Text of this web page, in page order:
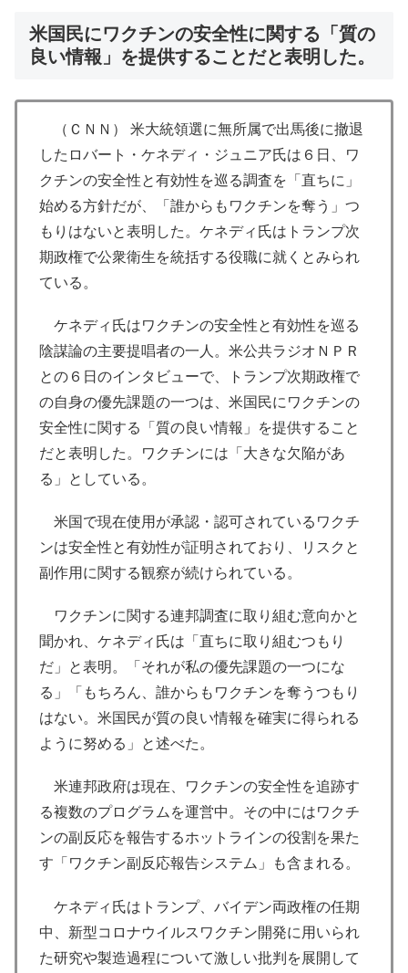
米国民にワクチンの安全性に関する「質の
良い情報」を提供することだと表明した。
（ＣＮＮ）
米大統領選に無所属で出馬後に撤退
したロバート・ケネディ・ジュニア氏は６日、ワ
クチンの安全性と有効性を巡る調査を「直ちに」
始める方針だが、「誰からもワクチンを奪う」つ
もりはないと表明した。ケネディ氏はトランプ次
期政権で公衆衛生を統括する役職に就くとみられ
ている。
ケネディ氏はワクチンの安全性と有効性を巡る
陰謀論の主要提唱者の一人。米公共ラジオＮＰＲ
との６日のインタビューで、トランプ次期政権で
の自身の優先課題の一つは、米国民にワクチンの
安全性に関する「質の良い情報」を提供すること
だと表明した。ワクチンには「大きな欠陥があ
る」としている。
米国で現在使用が承認・認可されているワクチ
ンは安全性と有効性が証明されており、リスクと
副作用に関する観察が続けられている。
ワクチンに関する連邦調査に取り組む意向かと
聞かれ、ケネディ氏は「直ちに取り組むつもり
だ」と表明。「それが私の優先課題の一つにな
る」「もちろん、誰からもワクチンを奪うつもり
はない。米国民が質の良い情報を確実に得られる
ように努める」と述べた。
米連邦政府は現在、ワクチンの安全性を追跡す
る複数のプログラムを運営中。その中にはワクチ
ンの副反応を報告するホットラインの役割を果た
す「ワクチン副反応報告システム」も含まれる。
ケネディ氏はトランプ、バイデン両政権の任期
中、新型コロナウイルスワクチン開発に用いられ
た研究や製造過程について激しい批判を展開して